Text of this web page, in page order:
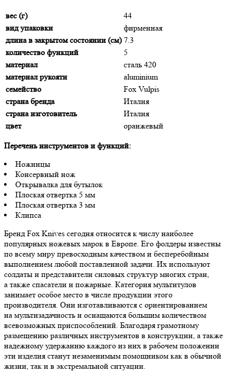
вес (г)
44
вид упаковки
фирменная
длина в закрытом состоянии (см) 7.3
количество функций
5
материал
сталь 420
материал рукояти
aluminium
семейство
Fox Vulpis
страна бренда
Италия
страна изготовитель
Италия
цвет
оранжевый
Перечень инструментов и функций:
Ножницы
Консервный нож
Открывалка для бутылок
Плоская отвертка 5 мм
Плоская отвертка 3 мм
Клипса
Бренд Fox Knives сегодня относится к числу наиболее
популярных ножевых марок в Европе. Его фолдеры известны
по всему миру превосходным качеством и бесперебойным
выполнением любой поставленной задачи. Их используют
солдаты и представители силовых структур многих стран,
а также спасатели и пожарные. Категория мультитулов
занимает особое место в числе продукции этого
производителя. Они изготавливаются с ориентированием
на мультизадачность и оснащаются большим количеством
всевозможных приспособлений. Благодаря грамотному
размещению различных инструментов в конструкции, а также
надежному удержанию каждого из них в рабочем положении
эти изделия станут незаменимым помощником как в обычной
жизни, так и в экстремальной ситуации.